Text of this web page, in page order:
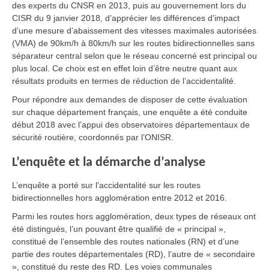
des experts du CNSR en 2013, puis au gouvernement lors du
CISR du 9 janvier 2018, d’apprécier les différences d’impact
d’une mesure d’abaissement des vitesses maximales autorisées
(VMA) de 90km/h à 80km/h sur les routes bidirectionnelles sans
séparateur central selon que le réseau concerné est principal ou
plus local. Ce choix est en effet loin d’être neutre quant aux
résultats produits en termes de réduction de l’accidentalité.
Pour répondre aux demandes de disposer de cette évaluation
sur chaque département français, une enquête a été conduite
début 2018 avec l’appui des observatoires départementaux de
sécurité routière, coordonnés par l’ONISR.
L’enquête et la démarche d’analyse
L’enquête a porté sur l’accidentalité sur les routes
bidirectionnelles hors agglomération entre 2012 et 2016.
Parmi les routes hors agglomération, deux types de réseaux ont
été distingués, l’un pouvant être qualifié de « principal »,
constitué de l’ensemble des routes nationales (RN) et d’une
partie des routes départementales (RD), l’autre de « secondaire
», constitué du reste des RD. Les voies communales